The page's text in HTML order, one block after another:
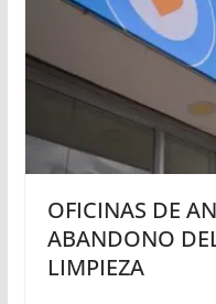
OFICINAS DE
ABANDONO
LIMPIEZA